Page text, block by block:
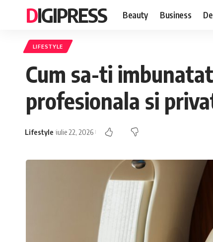
DIGIPRESS Beauty Business
LIFESTYLE
Cum sa-ti
profesionala si
Lifestyle iulie 22, 2026